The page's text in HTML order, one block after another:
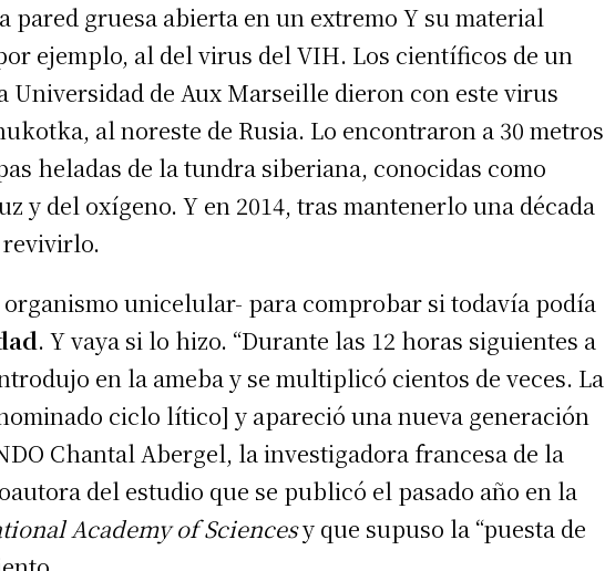
pared gruesa abierta en un extremo Y su material
ejemplo, al del virus del VIH. Los científicos de un
de Aux Marseille dieron con este virus
al noreste de Rusia. Lo encontraron a 30 metros
heladas de la tundra siberiana, conocidas como
y del oxígeno. Y en 2014, tras mantenerlo una década
revivirlo.
unicelular- para comprobar si todavía podía
. Y vaya si lo hizo. “Durante las 12 horas siguientes a
en la ameba y se multiplicó cientos de veces. La
ciclo lítico] y apareció una nueva generación
Chantal Abergel, la investigadora francesa de la
del estudio que se publicó el pasado año en la
Academy of Sciencesy que supuso la “puesta de